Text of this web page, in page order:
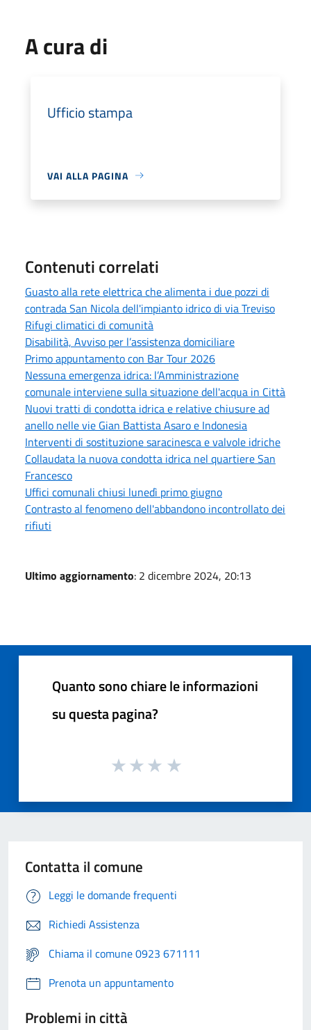
A cura di
Ufficio stampa
VAI ALLA PAGINA
Contenuti correlati
Guasto alla rete elettrica che alimenta i due pozzi di
contrada San Nicola dell'impianto idrico di via Treviso
Rifugi climatici di comunità
Disabilità, Avviso per l’assistenza domiciliare
Primo appuntamento con Bar Tour 2026
Nessuna emergenza idrica: l’Amministrazione
comunale interviene sulla situazione dell'acqua in Città
Nuovi tratti di condotta idrica e relative chiusure ad
anello nelle vie Gian Battista Asaro e Indonesia
Interventi di sostituzione saracinesca e valvole idriche
Collaudata la nuova condotta idrica nel quartiere San
Francesco
Uffici comunali chiusi lunedì primo giugno
Contrasto al fenomeno dell'abbandono incontrollato dei
rifiuti
Ultimo aggiornamento: 2 dicembre 2024, 20:13
Quanto sono chiare le informazioni
su questa pagina?
Contatta il comune
Leggi le domande frequenti
Richiedi Assistenza
Chiama il comune 0923 671111
Prenota un appuntamento
Problemi in città